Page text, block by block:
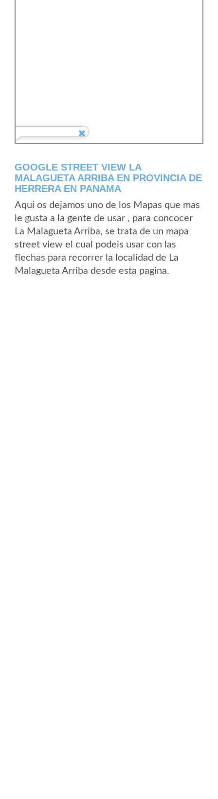
GOOGLE STREET VIEW LA
MALAGUETA ARRIBA EN PROVINCIA DE
HERRERA EN PANAMA
Aqui os dejamos uno de los Mapas que mas
le gusta a la gente de usar , para concocer
La Malagueta Arriba, se trata de un mapa
street view el cual podeis usar con las
flechas para recorrer la localidad de La
Malagueta Arriba desde esta pagina.